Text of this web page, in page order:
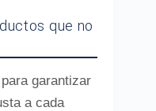
que no
garantizar
a cada